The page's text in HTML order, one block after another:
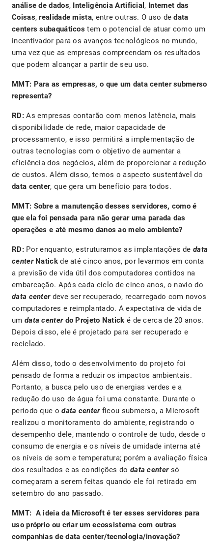
análise de dados, Inteligência Artificial , Internet das
Coisas,realidade mista, entre outras. O uso dedata
centers subaquáticos tem o potencial de atuar como um
incentivador para os avanços tecnológicos no mundo,
uma vez que as empresas compreendam os resultados
que podem alcançar a partir de seu uso.
MMT: Para as empresas, o que um data center submerso
representa?
RD:As empresas contarão com menos latência, mais
disponibilidade de rede, maior capacidade de
processamento, e isso permitirá a implementação de
outras tecnologias com o objetivo de aumentar a
eficiência dos negócios, além de proporcionar a redução
de custos. Além disso, temos o aspecto sustentável do
data center, que gera um benefício para todos.
MMT: Sobre a manutenção desses servidores, como é
que ela foi pensada para não gerar uma parada das
operações e até mesmo danos ao meio ambiente?
RD:Por enquanto, estruturamos as implantações dedata
centerNatickde até cinco anos, por levarmos em conta
a previsão de vida útil dos computadores contidos na
embarcação. Após cada ciclo de cinco anos, o navio do
data centerdeve ser recuperado, recarregado com novos
computadores e reimplantado. A expectativa de vida de
um data centerdo Projeto Natick é de cerca de 20 anos.
Depois disso, ele é projetado para ser recuperado e
reciclado.
Além disso, todo o desenvolvimento do projeto foi
pensado de forma a reduzir os impactos ambientais.
Portanto, a busca pelo uso de energias verdes e a
redução do uso de água foi uma constante. Durante o
período que odata centerficou submerso, a Microsoft
realizou o monitoramento do ambiente, registrando o
desempenho dele, mantendo o controle de tudo, desde o
consumo de energia e os níveis de umidade interna até
os níveis de som e temperatura; porém a avaliação física
dos resultados e as condições do data centersó
começaram a serem feitas quando ele foi retirado em
setembro do ano passado.
MMT: A ideia da Microsoft é ter esses servidores para
uso próprio ou criar um ecossistema com outras
companhias de data center/tecnologia/inovação?